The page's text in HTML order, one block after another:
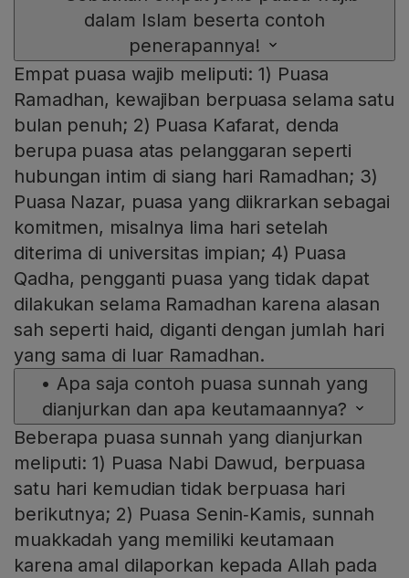
dalam Islam beserta contoh
penerapannya!
Empat puasa wajib meliputi: 1) Puasa
Ramadhan, kewajiban berpuasa selama satu
bulan penuh; 2) Puasa Kafarat, denda
berupa puasa atas pelanggaran seperti
hubungan intim di siang hari Ramadhan; 3)
Puasa Nazar, puasa yang diikrarkan sebagai
komitmen, misalnya lima hari setelah
diterima di universitas impian; 4) Puasa
Qadha, pengganti puasa yang tidak dapat
dilakukan selama Ramadhan karena alasan
sah seperti haid, diganti dengan jumlah hari
yang sama di luar Ramadhan.
• Apa saja contoh puasa sunnah yang
dianjurkan dan apa keutamaannya?
Beberapa puasa sunnah yang dianjurkan
meliputi: 1) Puasa Nabi Dawud, berpuasa
satu hari kemudian tidak berpuasa hari
berikutnya; 2) Puasa Senin‑Kamis, sunnah
muakkadah yang memiliki keutamaan
karena amal dilaporkan kepada Allah pada